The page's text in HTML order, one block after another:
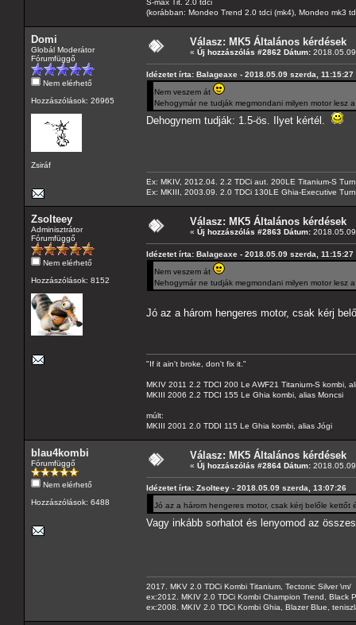
S-max Tit. 2.0 tdci
(korábban: Mondeo Trend 2.0 tdci (mk4), Mondeo mk3
Domi
Globál Moderátor
Fórumfüggő
Nem elérhető
Hozzászólások: 26965
Zsiráf
Válasz: MK5 Általános kérdések
« Új hozzászólás #2862 Dátum:
Idézetet írta: Balageaxe - 2018.05.09 szerda, 11:15:27
Nem veszem át
Nehogymár ne tudják megmondani milyen motor lesz
Dehogynem tudják: 1.5-ös. Ilyet kértél.
Ex: MKIV, 2012.04. 2.2 TDCi aut. 200LE Titanium-S
Ex: MKIII, 2003.09. 2.0 TDCi 130LE Ghia-Executive
Zsolteey
Adminisztrátor
Fórumfüggő
Nem elérhető
Hozzászólások: 8152
Válasz: MK5 Általános kérdések
« Új hozzászólás #2863 Dátum:
Idézetet írta: Balageaxe - 2018.05.09 szerda, 11:15:27
Nem veszem át
Nehogymár ne tudják megmondani milyen motor lesz
Jó az a három hengeres motor, csak kérj
"If it ain't broke, don't fix it."
MKIV 2011 2.2 TDCI 200 Le AWF21 Titanium-S kombi,
MKIII 2006 2.2 TDCI 155 Le Ghia kombi, alias Moncsi
múlt:
MKIII 2001 2.0 TDDI 115 Le Ghia kombi, alias Jógi
blau4kombi
Fórumfüggő
Nem elérhető
Hozzászólások: 6488
Válasz: MK5 Általános kérdések
« Új hozzászólás #2864 Dátum:
Idézetet írta: Zsolteey - 2018.05.09 szerda, 13:07:26
Jó az a három hengeres motor, csak kérj belőle kettőt
Vagy inkább sorhatot és lenyomod az
2017. MKV 2.0 TDCi Kombi Titanium, Tectonic Silver \m/
ex:2012. MKIV 2.0 TDCi Kombi Champion Trend, Black
ex:2008. MKIV 2.0 TDCi Kombi Ghia, Blazer Blue,